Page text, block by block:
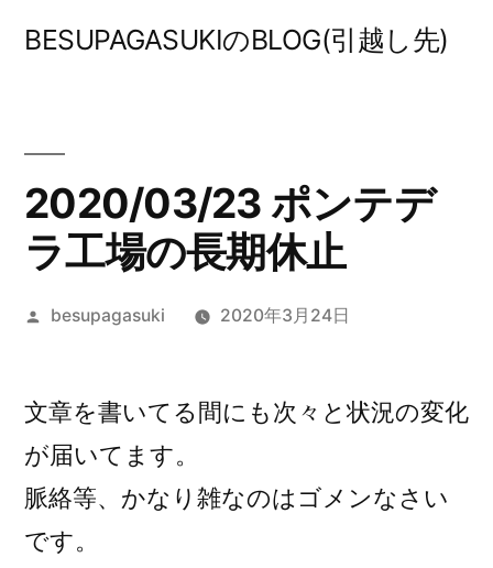
BESUPAGASUKIのBLOG(引越し先)
2020/03/23 ポンテデ
ラ工場の長期休止
投
besupagasuki 2020年3月24日
文章を書いてる間にも次々と状況の変化
が届いてます。
脈絡等、かなり雑なのはゴメンなさい
です。